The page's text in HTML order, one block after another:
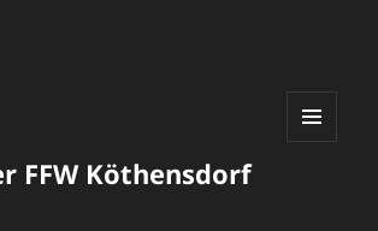
FFW Köthensdorf